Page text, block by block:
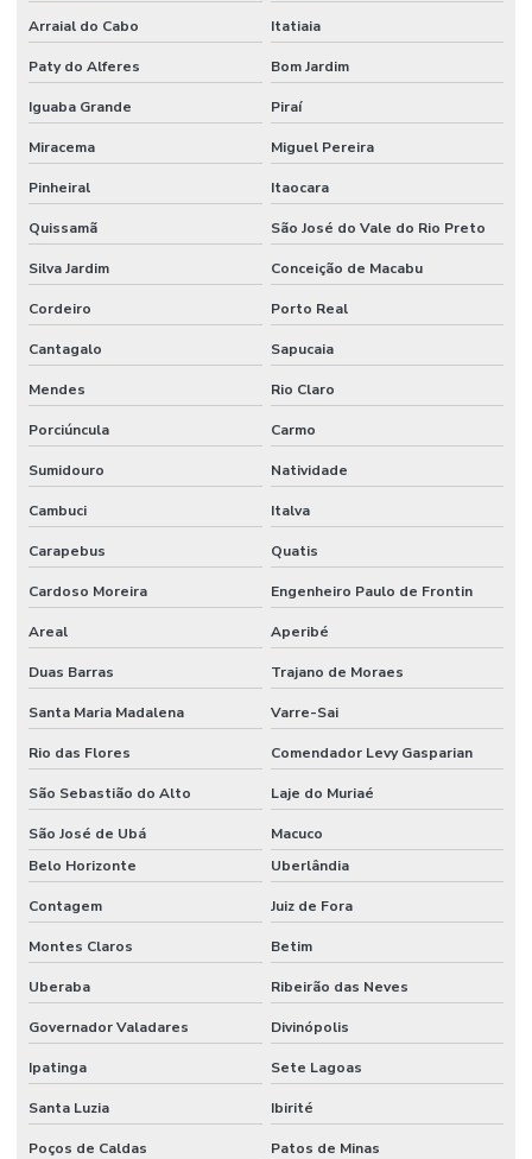
Projeto de terraplanagem valor
Projeto de terraplenagem
Projeto de tubulação industrial
Projetos de prevenção de incêndio
Reuso de água industrial
Sdai sistema de detecção e alarme de incêndio
Serviço de instalação hidráulica industrial
Sistema de alarme e detecção de incêndio
Sistema de alarme contra incêndio
Sistema de alarme de incêndio convencional
Sistema de alarme de incêndio endereçável
Sistema de alarme de incêndio sem fio
Sistema de alarme de incêndio industrial
Sistema de alarme de incêndio wifi
Sistema de alarme de incêndio wireless
Sistema automático de detecção e supressão de incêndio
Sistema de chuveiros automáticos sprinklers
Sistema de combate à incêndio
Sistema de combate a incêndio por agentes gasosos
Sistema de combate a incêndio automático
Sistema de combate a incêndio em coifas
Sistema de combate a incêndio em cozinha industrial
Sistema de combate a incêndio por espuma
Arraial do Cabo Itatiaia
Paty do Alferes Bom Jardim
Iguaba Grande Piraí
Miracema Miguel Pereira
Pinheiral Itaocara
Quissamã São José do Vale do Rio Preto
Silva Jardim Conceição de Macabu
Cordeiro Porto Real
Cantagalo Sapucaia
Mendes Rio Claro
Porciúncula Carmo
Sumidouro Natividade
Cambuci Italva
Carapebus Quatis
Cardoso Moreira Engenheiro Paulo de Frontin
Areal Aperibé
Duas Barras Trajano de Moraes
Santa Maria Madalena Varre-Sai
Rio das Flores Comendador Levy Gasparian
São Sebastião do Alto Laje do Muriaé
São José de Ubá
Macuco
Belo Horizonte
Uberlândia
Contagem Juiz de Fora
Montes Claros Betim
Uberaba Ribeirão das Neves
Governador Valadares Divinópolis
Ipatinga Sete Lagoas
Santa Luzia Ibirité
Poços de Caldas Patos de Minas